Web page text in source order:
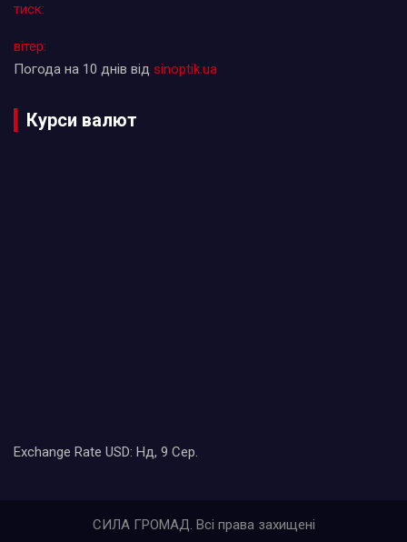
тиск:
вітер:
Погода на 10 днів від sinoptik.ua
Курси валют
Exchange Rate USD: Нд, 9 Сер.
СИЛА ГРОМАД. Всі права захищені